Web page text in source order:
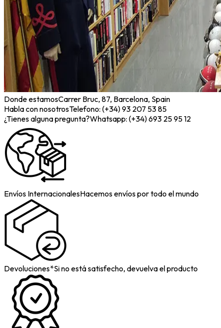
Donde estamosCarrer Bruc, 87, Barcelona, Spain
Habla con nosotrosTelefono: (+34) 93 207 53 85
¿Tienes alguna pregunta?Whatsapp: (+34) 693 25 95 12
Envíos InternacionalesHacemos envíos por todo el mundo
Devoluciones*Si no está satisfecho, devuelva el producto